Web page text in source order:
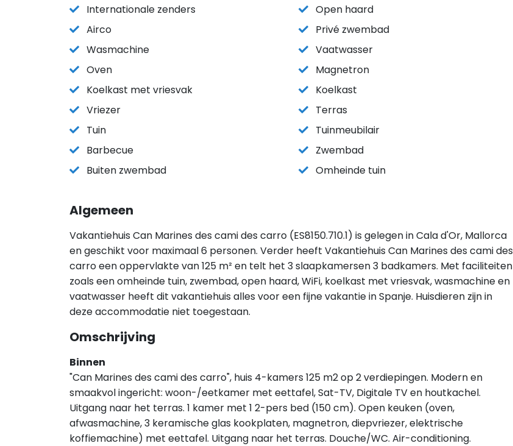
Internationale zenders
Open haard
Airco
Privé zwembad
Wasmachine
Vaatwasser
Oven
Magnetron
Koelkast met vriesvak
Koelkast
Vriezer
Terras
Tuin
Tuinmeubilair
Barbecue
Zwembad
Buiten zwembad
Omheinde tuin
Algemeen
Vakantiehuis Can Marines des cami des carro (ES8150.710.1) is gelegen in Cala d'Or, Mallorca
en geschikt voor maximaal 6 personen. Verder heeft Vakantiehuis Can Marines des cami des
carro een oppervlakte van 125 m² en telt het 3 slaapkamersen 3 badkamers. Met faciliteiten
zoals een omheinde tuin, zwembad, open haard, WiFi, koelkast met vriesvak, wasmachine en
vaatwasser heeft dit vakantiehuis alles voor een fijne vakantie in Spanje. Huisdieren zijn in
deze accommodatie niet toegestaan.
Omschrijving
Binnen
"Can Marines des cami des carro", huis 4-kamers 125 m2 op 2 verdiepingen. Modern en
smaakvol ingericht: woon-/eetkamer met eettafel, Sat-TV, Digitale TV en houtkachel.
Uitgang naar het terras. 1 kamer met 1 2-pers bed (150 cm). Open keuken (oven,
afwasmachine, 3 keramische glas kookplaten, magnetron, diepvriezer, elektrische
koffiemachine) met eettafel. Uitgang naar het terras. Douche/WC. Air-conditioning.